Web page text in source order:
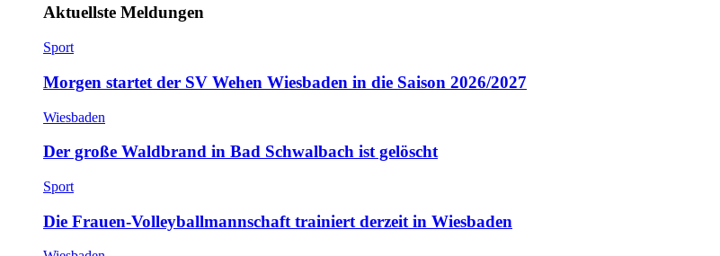
Aktuellste Meldungen
Sport
Morgen startet der SV Wehen Wiesbaden in die Saison 2026/2027
Wiesbaden
Der große Waldbrand in Bad Schwalbach ist gelöscht
Sport
Die Frauen-Volleyballmannschaft trainiert derzeit in Wiesbaden